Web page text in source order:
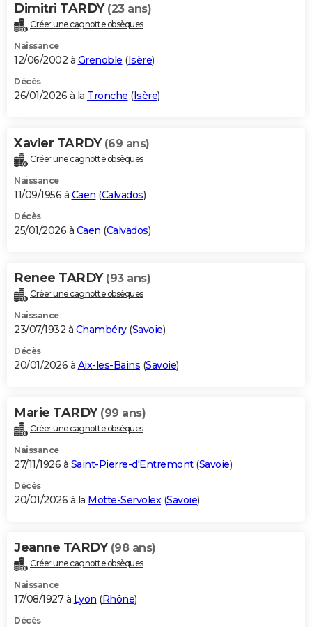
Dimitri TARDY (23 ans)
Créer une cagnotte obsèques
Naissance
12/06/2002 à Grenoble (Isère)
Décès
26/01/2026 à la Tronche (Isère)
Xavier TARDY (69 ans)
Créer une cagnotte obsèques
Naissance
11/09/1956 à Caen (Calvados)
Décès
25/01/2026 à Caen (Calvados)
Renee TARDY (93 ans)
Créer une cagnotte obsèques
Naissance
23/07/1932 à Chambéry(Savoie)
Décès
20/01/2026 à Aix-les-Bains (Savoie)
Marie TARDY (99 ans)
Créer une cagnotte obsèques
Naissance
27/11/1926 à Saint-Pierre-d'Entremont(Savoie)
Décès
20/01/2026 à la Motte-Servolex(Savoie)
Jeanne TARDY (98 ans)
Créer une cagnotte obsèques
Naissance
17/08/1927 à Lyon (Rhône)
Décès